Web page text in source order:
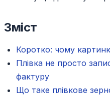
Зміст
Коротко: чому
Плівка не просто
фактуру
Що таке плівкове